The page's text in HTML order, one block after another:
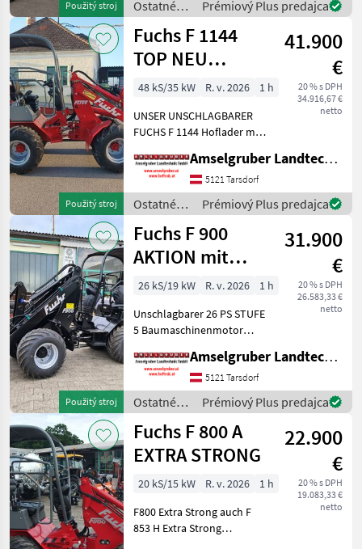
Použitý stroj
Hydraulische
Werkzeugverriegelung -ZF
Planetenachse
Ostatné
poľnohospodárske
silové
stroje /
Fuchs
Prémiový Plus predajca
Použitý stroj
Fuchs F 1144
TOP NEU
AKTION
41.900
€
20 % s DPH
34.916,67 €
netto
48 kS/35 kW R. v. 2026
1 h
UNSER UNSCHLAGBARER
FUCHS F 1144 Hoflader mit
Vollgefederter Fahrersitz
mit 15 cm Federweg -Über
300cm Hubhöhe -42 lt/min
Hydraulikleistung (Übe
Amselgruber Landtechnik GmbH
5121 Tarsdorf
Ostatné
poľnohospodárske
silové
stroje /
Fuchs
Prémiový Plus predajca
Použitý stroj
Fuchs F 900
AKTION mit
ÖSTERREICHPAKET
TOP
31.900
€
20 % s DPH
26.583,33 €
netto
26 kS/19 kW R. v. 2026
1 h
Unschlagbarer 26 PS STUFE
5 Baumaschinenmotor
Kaltstartverhalten auch bei
tiefsten Temperaturen.
Hubhöhe 280 cm, Hubkraft:
1.620 kg, Hydrauli
Amselgruber Landtechnik GmbH
5121 Tarsdorf
Ostatné
poľnohospodárske
silové
stroje /
Fuchs
Prémiový Plus predajca
Fuchs F 800 A
EXTRA STRONG
22.900
€
20 % s DPH
19.083,33 €
netto
20 kS/15 kW R. v. 2026
1 h
F800 Extra Strong auch F
853 H Extra Strong